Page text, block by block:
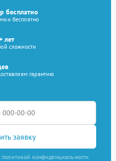
бесплатно
бесплатно
лет
сложности
гарантию
заявку
политикой конфиденциальности